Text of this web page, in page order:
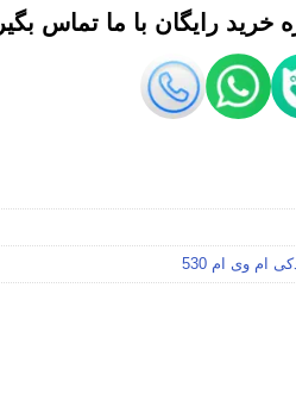
خرید رایگان با ما تماس
ام وی ام 530